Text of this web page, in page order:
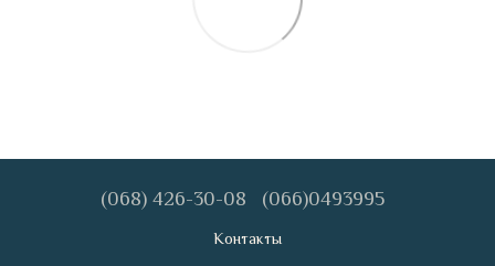
(068) 426-30-08 (066)0493995
Контакты